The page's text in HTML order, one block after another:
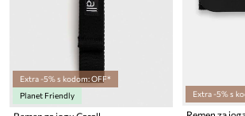
Extra -5% s kodom: OFF*
Planet Friendly
Extra -5% s